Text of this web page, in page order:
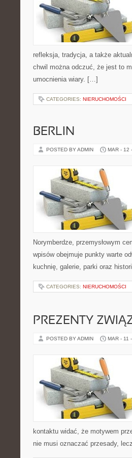
refleksja, tradycja, a także
chwil można odczuć, że jest to
umocnienia wiary. […]
CATEGORIES: NIERUCHOMOŚCI
BERLIN
POSTED BY ADMIN MAR - 12
Norymberdze, przemysłowym
wpisów obejmuje punkty warte
kuchnię, galerie, parki oraz
CATEGORIES: NIERUCHOMOŚCI
PREZENTY
POSTED BY ADMIN MAR - 11
kontaktu widać, że motywem
nie musi oznaczać przesady,